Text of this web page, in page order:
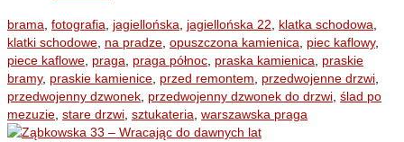
brama, fotografia, jagiellońska, jagiellońska 22, klatka schodowa,
klatki schodowe, na pradze, opuszczona kamienica, piec kaflowy,
piece kaflowe, praga, praga północ, praska kamienica, praskie
bramy, praskie kamienice, przed remontem, przedwojenne drzwi,
przedwojenny dzwonek, przedwojenny dzwonek do drzwi, ślad po
mezuzie, stare drzwi, sztukateria, warszawska praga